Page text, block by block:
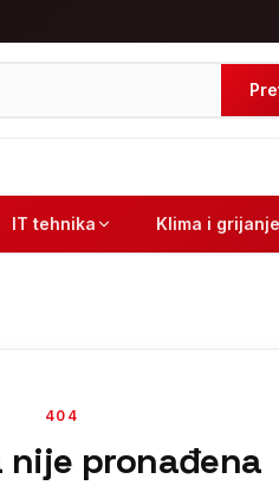
IT tehnika Klima i grijanje
404
pronađena